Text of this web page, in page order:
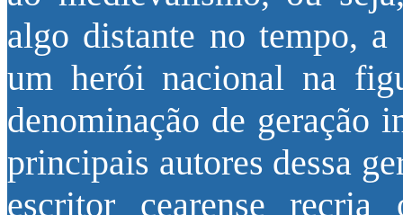
algo distante no tempo,
um herói nacional na
denominação de geração
principais autores dessa
escritor cearense